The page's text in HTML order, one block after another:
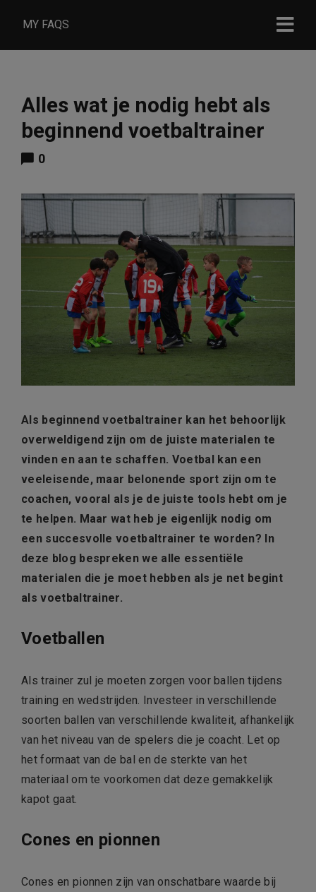
MY FAQS
Alles wat je nodig hebt als
beginnend voetbaltrainer
0
Als beginnend voetbaltrainer kan het behoorlijk
overweldigend zijn om de juiste materialen te
vinden en aan te schaffen. Voetbal kan een
veeleisende, maar belonende sport zijn om te
coachen, vooral als je de juiste tools hebt om je
te helpen. Maar wat heb je eigenlijk nodig om
een succesvolle voetbaltrainer te worden? In
deze blog bespreken we alle essentiële
materialen die je moet hebben als je net begint
als voetbaltrainer.
Voetballen
Als trainer zul je moeten zorgen voor ballen tijdens
training en wedstrijden. Investeer in verschillende
soorten ballen van verschillende kwaliteit, afhankelijk
van het niveau van de spelers die je coacht. Let op
het formaat van de bal en de sterkte van het
materiaal om te voorkomen dat deze gemakkelijk
kapot gaat.
Cones en pionnen
Cones en pionnen zijn van onschatbare waarde bij